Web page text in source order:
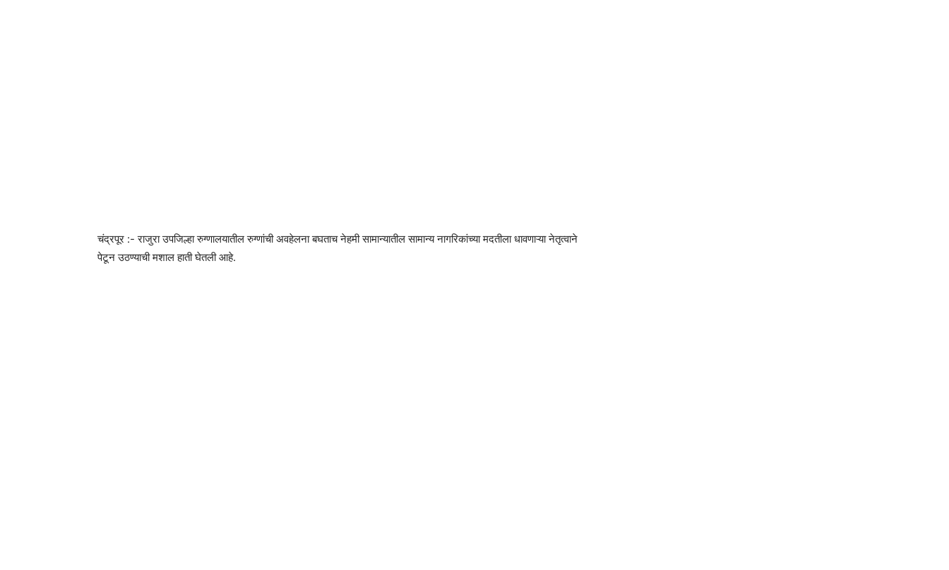
चंद्रपूर :- राजुरा उपजिल्हा रुग्णालयातील रुग्णांची अवहेलना बघताच नेहमी सामान्यातील सामान्य नागरिकांच्या मदतीला धावणाऱ्या नेतृत्वाने
पेटून उठण्याची मशाल हाती घेतली आहे.